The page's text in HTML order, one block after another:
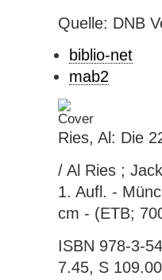
Quelle: DNB
biblio-net
mab2
Ries, Al: Die
/ Al Ries ;
1. Aufl. -
cm - (ETB;
ISBN 978-3-
7.45, S 109.00